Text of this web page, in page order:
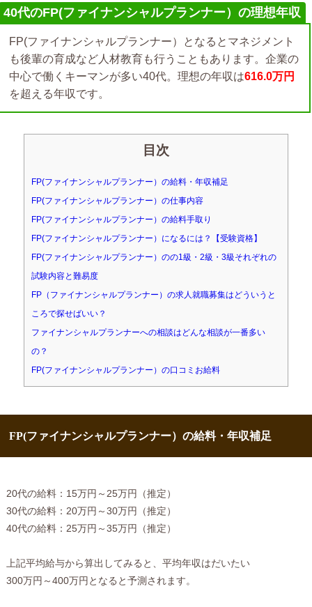
40代のFP(ファイナンシャルプランナー）の理想年収
FP(ファイナンシャルプランナー）となるとマネジメント
も後輩の育成など人材教育も行うこともあります。企業の
中心で働くキーマンが多い40代。理想の年収は616.0万円
を超える年収です。
目次
FP(ファイナンシャルプランナー）の給料・年収補足
FP(ファイナンシャルプランナー）の仕事内容
FP(ファイナンシャルプランナー）の給料手取り
FP(ファイナンシャルプランナー）になるには？【受験資格】
FP(ファイナンシャルプランナー）のの1級・2級・3級それぞれの
試験内容と難易度
FP（ファイナンシャルプランナー）の求人就職募集はどういうと
ころで探せばいい？
ファイナンシャルプランナーへの相談はどんな相談が一番多い
の？
FP(ファイナンシャルプランナー）の口コミお給料
FP(ファイナンシャルプランナー）の給料・年収補足
20代の給料：15万円～25万円（推定）
30代の給料：20万円～30万円（推定）
40代の給料：25万円～35万円（推定）
上記平均給与から算出してみると、平均年収はだいたい
300万円～400万円となると予測されます。